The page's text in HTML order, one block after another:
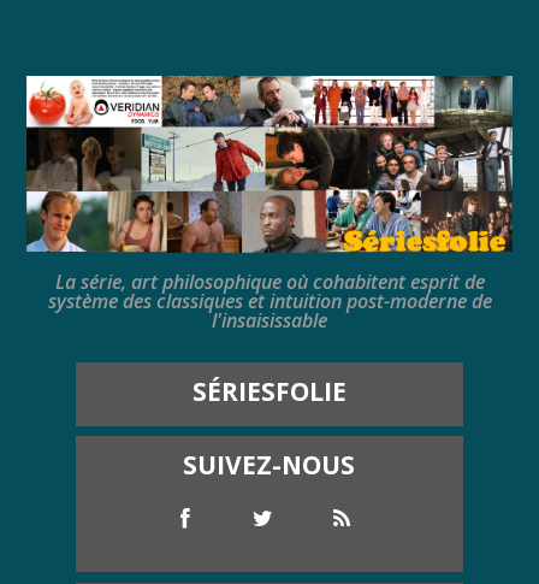
La série, art philosophique où cohabitent esprit de
système des classiques et intuition post-moderne de
l'insaisissable
SÉRIESFOLIE
SUIVEZ-NOUS